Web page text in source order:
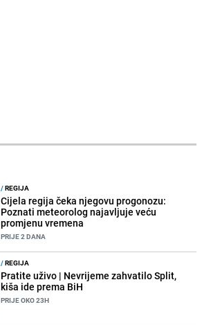
/REGIJA
Cijela regija čeka njegovu progonozu:
Poznati meteorolog najavljuje veću
promjenu vremena
PRIJE 2 DANA
/REGIJA
Pratite uživo | Nevrijeme zahvatilo Split,
kiša ide prema BiH
PRIJE OKO 23H